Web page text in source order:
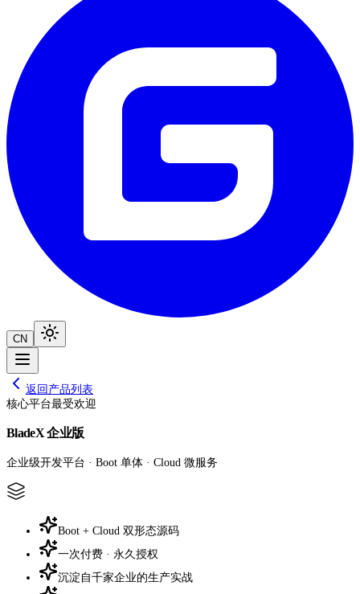
CN
返回产品列表
核心平台最受欢迎
BladeX 企业版
企业级开发平台 · Boot 单体 · Cloud 微服务
Boot + Cloud 双形态源码
一次付费 · 永久授权
沉淀自千家企业的生产实战